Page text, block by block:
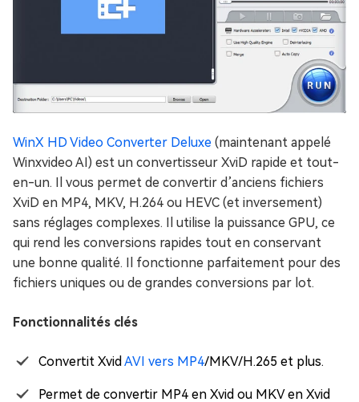
WinX HD Video Converter Deluxe (maintenant appelé
Winxvideo AI) est un convertisseur XviD rapide et tout-
en-un. Il vous permet de convertir d’anciens fichiers
XviD en MP4, MKV, H.264 ou HEVC (et inversement)
sans réglages complexes. Il utilise la puissance GPU, ce
qui rend les conversions rapides tout en conservant
une bonne qualité. Il fonctionne parfaitement pour des
fichiers uniques ou de grandes conversions par lot.
Fonctionnalités clés
Convertit Xvid AVI vers MP4/MKV/H.265 et plus.
Permet de convertir MP4 en Xvid ou MKV en Xvid